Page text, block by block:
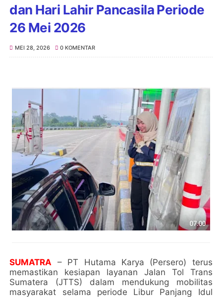
dan Hari Lahir Pancasila Periode
26 Mei 2026
MEI 28, 2026 0 KOMENTAR
SUMATRA – PT Hutama Karya (Persero) terus
memastikan kesiapan layanan Jalan Tol Trans
Sumatera (JTTS) dalam mendukung mobilitas
masyarakat selama periode Libur Panjang Idul